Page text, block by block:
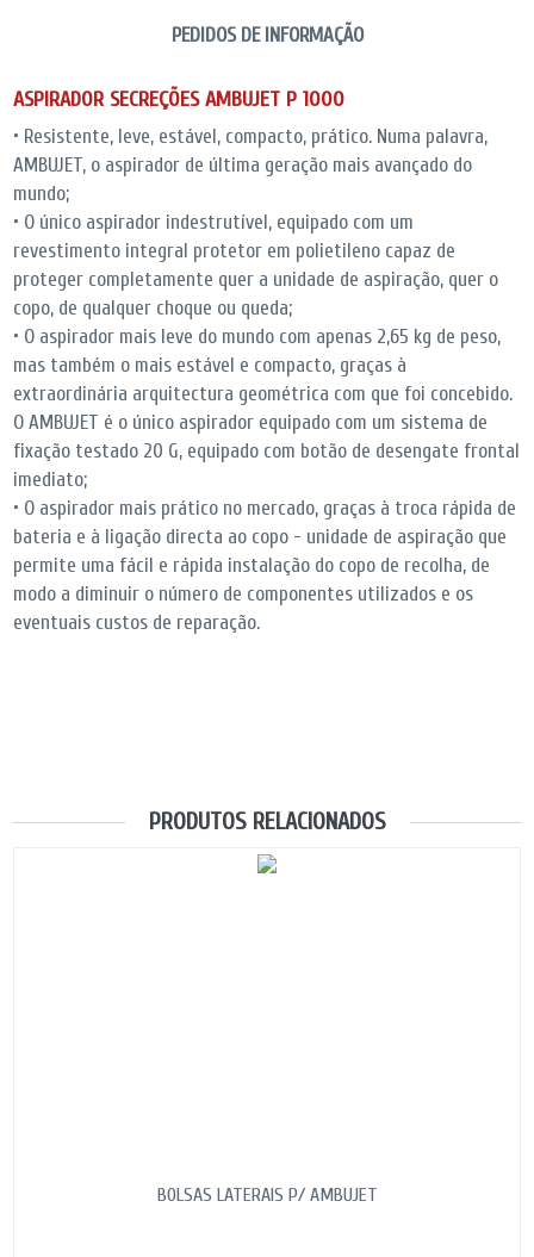
PEDIDOS DE INFORMAÇÃO
ASPIRADOR SECREÇÕES AMBUJET P 1000
• Resistente, leve, estável, compacto, prático. Numa palavra,
AMBUJET, o aspirador de última geração mais avançado do
mundo;
• O único aspirador indestrutível, equipado com um
revestimento integral protetor em polietileno capaz de
proteger completamente quer a unidade de aspiração, quer o
copo, de qualquer choque ou queda;
• O aspirador mais leve do mundo com apenas 2,65 kg de peso,
mas também o mais estável e compacto, graças à
extraordinária arquitectura geométrica com que foi concebido.
O AMBUJET é o único aspirador equipado com um sistema de
fixação testado 20 G, equipado com botão de desengate frontal
imediato;
• O aspirador mais prático no mercado, graças à troca rápida de
bateria e à ligação directa ao copo - unidade de aspiração que
permite uma fácil e rápida instalação do copo de recolha, de
modo a diminuir o número de componentes utilizados e os
eventuais custos de reparação.
PRODUTOS RELACIONADOS
BOLSAS LATERAIS P/ AMBUJET